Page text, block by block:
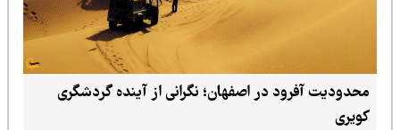
محدودیت آفرود در اصفهان؛ نگرانی از آینده گردشگری
کویری